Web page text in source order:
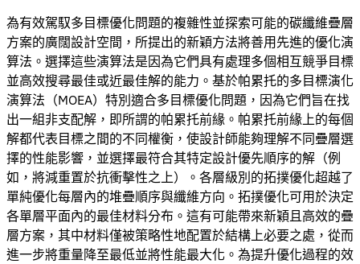
為有效駕馭多目標優化問題的複雜性並探索可能的碳纖維疊層
方案的廣闊設計空間，所提出的新穎方法將善用先進的優化演
算法。選擇這些演算法是因為它們具有處理多個相互競爭目標
並高效搜尋最佳或近最佳解的能力。基於帕累托的多目標演化
演算法（MOEA）特別適合多目標優化問題，因為它們旨在找
出一組非支配解，即所謂的帕累托前緣。帕累托前緣上的每個
解都代表目標之間的不同權衡，使設計師能夠理解不同疊層選
擇的性能影響，並選擇最符合其特定設計優先順序的解（例
如，將減重置於抗衝擊性之上）。各層級別的拓撲優化超越了
單純優化每層內的堆疊順序與纖維方向。拓撲優化可用於決定
各單層平面內的最佳材料分布。這有可能帶來新穎且高效的疊
層方案，其中材料僅被策略性地配置於結構上必要之處，從而
進一步將重量降至最低並將性能最大化。為提升優化過程的效